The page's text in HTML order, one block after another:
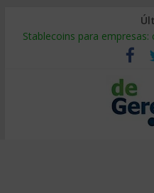
Stablecoins para
Despido silencioso: qué es
IA en selección de
Trabajo forzoso en la
Mercado hispano de EE.